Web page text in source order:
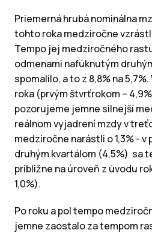
Priemerná hrubá nominálna
tohto roka medziročne vzrástla
Tempo jej medziročného
odmenami nafúknutým
spomalilo, a to z 8,8% na
roka (prvým štvrťrokom –
pozorujeme jemne silnejší
reálnom vyjadrení mzdy v
medziročne narástli o 1,3% - v
druhým kvartálom (4,5%) sa
približne na úroveň z úvodu
1,0%).
Po roku a pol tempo
jemne zaostalo za tempom